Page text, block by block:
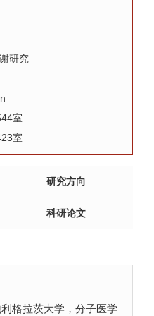
研究
室
室
研究方向
科研论文
格拉茨大学，分子医学